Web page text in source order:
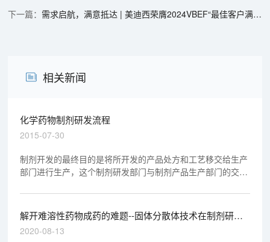
需求启航，满意抵达 | 美迪西荣膺2024VBEF“最佳客户满意度医药CRO”
相关新闻
化学药物制剂研发流程
2015-07-30
制剂开发的最终目的是将所开发的产品处方和工艺移交给生产
部门进行生产，这个制剂研发部门与制剂产品生产部门的交接
方案，应根据公司规定的模版，先由制剂研发部门起草，然后
由生产部门审阅，并由双方签字确定。
解开难溶性药物成药的难题--固体分散体技术在制剂研发
中的应用
2020-08-13